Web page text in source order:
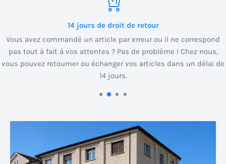
14 jours de droit de retour
Vous avez commandé un article par erreur ou il ne correspond
pas tout à fait à vos attentes ? Pas de problème ! Chez nous,
vous pouvez retourner ou échanger vos articles dans un délai de
14 jours.